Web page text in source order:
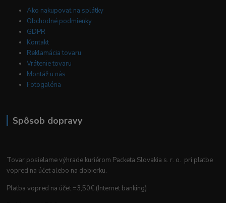
Ako nakupovať na splátky
Obchodné podmienky
GDPR
Kontakt
Reklamácia tovaru
Vrátenie tovaru
Montáž u nás
Fotogaléria
Spôsob dopravy
Tovar posielame výhrade kuriérom Packeta Slovakia s. r. o. pri platbe
vopred na účet alebo na dobierku.
Platba vopred na účet =3,50€ (Internet banking)